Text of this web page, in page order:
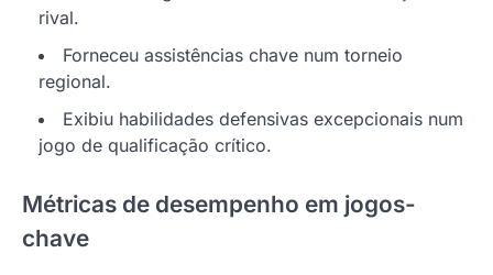
rival.
Forneceu assistências chave num torneio
regional.
Exibiu habilidades defensivas excepcionais num
jogo de qualificação crítico.
Métricas de desempenho em jogos-
chave